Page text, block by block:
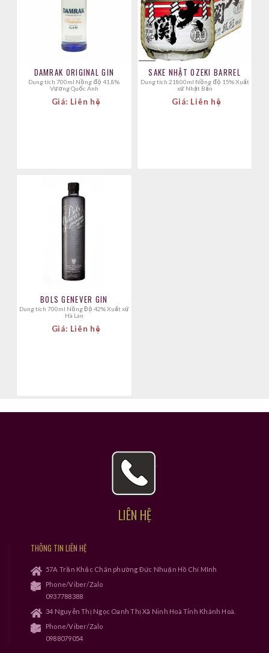
DAMRAK ORIGINAL GIN
dung tích 700ml Nồng độ 41.8%
Vương Quốc Anh
Giá: Liên hệ
SAKE NHẬT OZEKI BARREL
Dung tích 21800ml Nồng độ 15% Xuất
xứ Nhật Bản
Giá: Liên hệ
BOLS GENEVER GIN
dung tích 700ml Nồng Độ 42% Xuất xứ
Hà Lan
Giá: Liên hệ
LIÊN HỆ
THÔNG TIN LIÊN HỆ
57A Trần Khắc Chân phường Đức Nhuận Hồ Chí MInh
Phone/Viber/Zalo
0937788388
34 Nguyễn Thị Ngọc Oanh Thị Xã Ninh Hoà Tỉnh Khánh Hoà.
Phone/Viber/Zalo
0988079054